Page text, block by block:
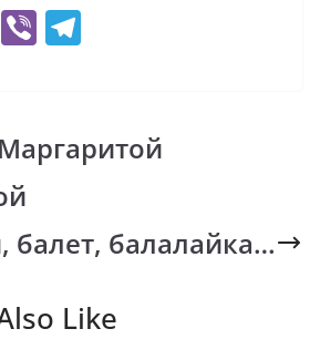
C
y
Li
Vi
gr
a
балет, балалайка…
Like